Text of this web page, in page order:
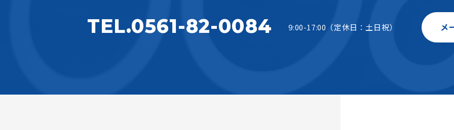
TEL.0561-82-0084 9:00-17:00（定休日：土日祝） メ